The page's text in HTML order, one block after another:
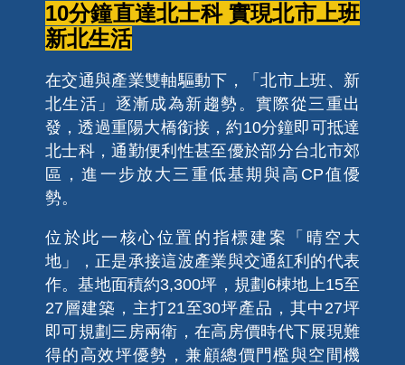
10分鐘直達北士科 實現北市上班
新北生活
在交通與產業雙軸驅動下，「北市上班、新
北生活」逐漸成為新趨勢。實際從三重出
發，透過重陽大橋銜接，約10分鐘即可抵達
北士科，通勤便利性甚至優於部分台北市郊
區，進一步放大三重低基期與高CP值優
勢。
位於此一核心位置的指標建案「晴空大
地」，正是承接這波產業與交通紅利的代表
作。基地面積約3,300坪，規劃6棟地上15至
27層建築，主打21至30坪產品，其中27坪
即可規劃三房兩衛，在高房價時代下展現難
得的高效坪優勢，兼顧總價門檻與空間機